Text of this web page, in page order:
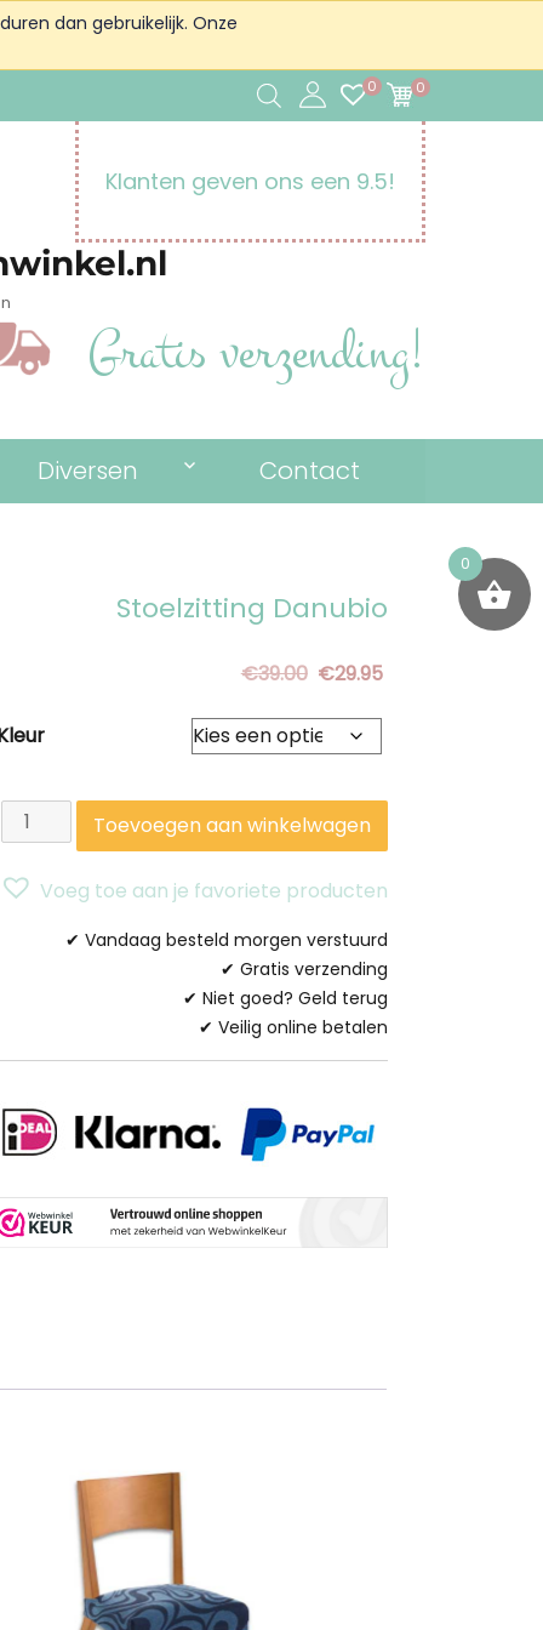
dan gebruikelijk. Onze
0 0
Klanten geven ons een 9.5!
Gratis verzending!
Diversen Contact
Stoelzitting Danubio
€39.00 Oorspronkelijke
was:
€29.95
Stoelzitting
Danubio
aantal
Toevoegen aan winkelwagen
Voeg toe aan je favoriete producten
✔ Vandaag besteld morgen verstuurd
✔ Gratis verzending
✔ Niet goed? Geld terug
✔ Veilig online betalen
0